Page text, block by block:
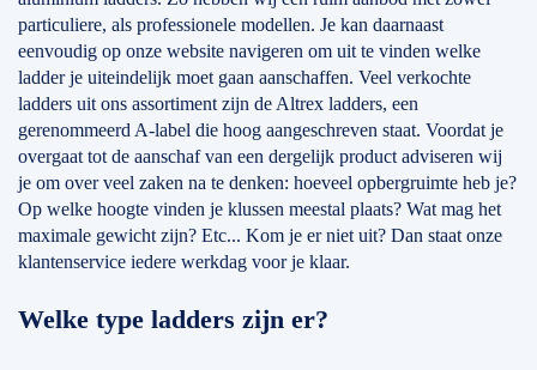
particuliere, als professionele modellen. Je kan daarnaast
eenvoudig op onze website navigeren om uit te vinden welke
ladder je uiteindelijk moet gaan aanschaffen. Veel verkochte
ladders uit ons assortiment zijn de Altrex ladders, een
gerenommeerd A-label die hoog aangeschreven staat. Voordat je
overgaat tot de aanschaf van een dergelijk product adviseren wij
je om over veel zaken na te denken: hoeveel opbergruimte heb je?
Op welke hoogte vinden je klussen meestal plaats? Wat mag het
maximale gewicht zijn? Etc... Kom je er niet uit? Dan staat onze
klantenservice iedere werkdag voor je klaar.
Welke type ladders zijn er?